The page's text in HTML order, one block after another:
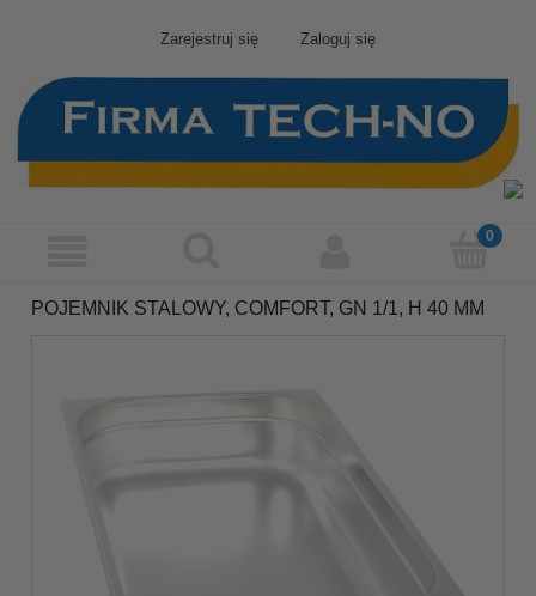
Zarejestruj się Zaloguj się
POJEMNIK STALOWY, COMFORT, GN 1/1, H 40 MM